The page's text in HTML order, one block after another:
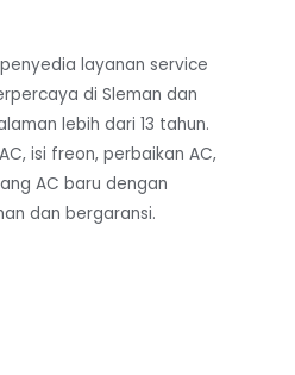
layanan service
di Sleman dan
lebih dari 13 tahun.
isi freon, perbaikan AC,
AC baru dengan
dan bergaransi.